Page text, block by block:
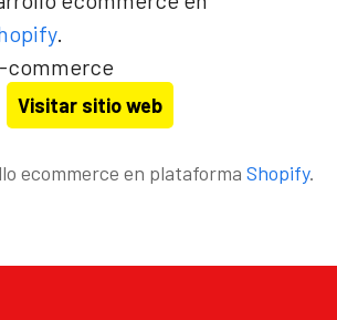
.
commerce
Visitar sitio web
ecommerce en plataforma Shopify.